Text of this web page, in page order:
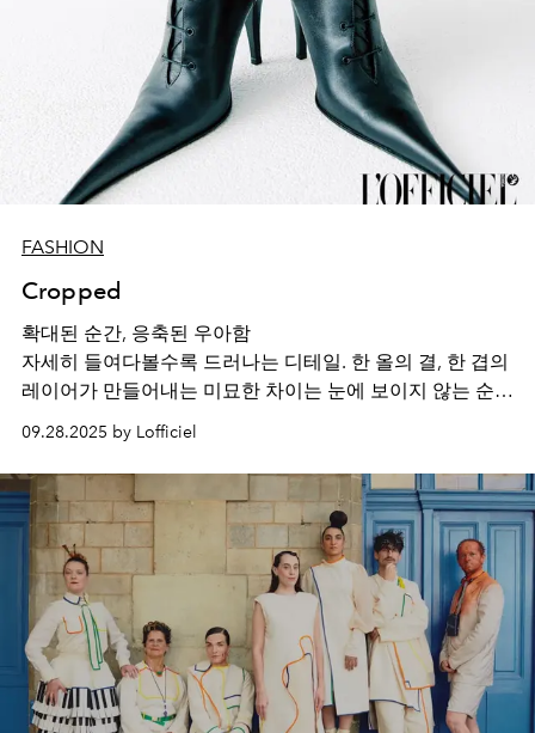
FASHION
Cropped
확대된 순간, 응축된 우아함
자세히 들여다볼수록 드러나는 디테일. 한 올의 결, 한 겹의
레이어가 만들어내는 미묘한 차이는 눈에 보이지 않는 순간
까지도 특별하게 만든다. 확대된 시선 속에서 포착된 작은
흔적들은 단순한 장식이 아닌, 시간과 정성이 쌓여 이룬 응
축된 작품.
09.28.2025 by Lofficiel